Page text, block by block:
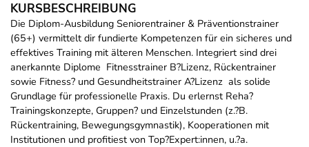
KURSBESCHREIBUNG
Die Diplom-Ausbildung Seniorentrainer & Präventionstrainer
(65+) vermittelt dir fundierte Kompetenzen für ein sicheres und
effektives Training mit älteren Menschen. Integriert sind drei
anerkannte Diplome  Fitnesstrainer B?Lizenz, Rückentrainer
sowie Fitness? und Gesundheitstrainer A?Lizenz  als solide
Grundlage für professionelle Praxis. Du erlernst Reha?
Trainingskonzepte, Gruppen? und Einzelstunden (z.?B.
Rückentraining, Bewegungsgymnastik), Kooperationen mit
Institutionen und profitiest von Top?Expert:innen, u.?a.